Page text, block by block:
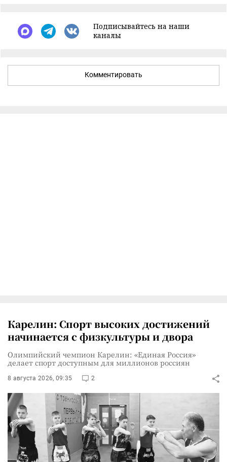
Подписывайтесь на наши
каналы
Комментировать
Карелин: Спорт высоких достижений
начинается с физкультуры и двора
Олимпийский чемпион Карелин: «Единая Россия»
делает спорт доступным для миллионов россиян
8 августа 2026, 09:35 2